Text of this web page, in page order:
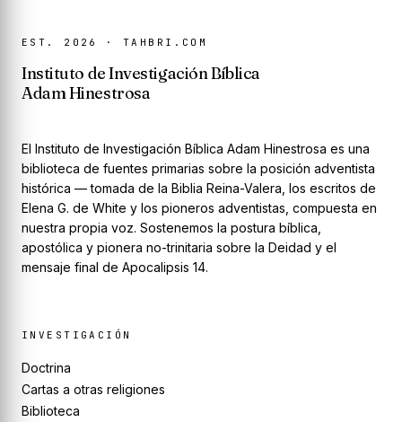
EST. 2026 · TAHBRI.COM
Instituto de Investigación Bíblica
Adam Hinestrosa
El Instituto de Investigación Bíblica Adam Hinestrosa es una
biblioteca de fuentes primarias sobre la posición adventista
histórica — tomada de la Biblia Reina-Valera, los escritos de
Elena G. de White y los pioneros adventistas, compuesta en
nuestra propia voz. Sostenemos la postura bíblica,
apostólica y pionera no-trinitaria sobre la Deidad y el
mensaje final de Apocalipsis 14.
INVESTIGACIÓN
Doctrina
Cartas a otras religiones
Biblioteca